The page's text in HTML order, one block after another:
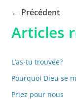
← Précédent
Articles
L’as-tu trouvée?
Pourquoi Dieu se
Priez pour nous